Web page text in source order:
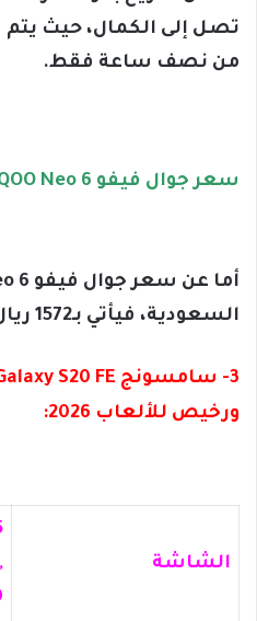
تصل إلى الكمال، حيث
من نصف ساعة فقط.
سعر جوال فيفو iQOO Neo 6 في جرير السعودية:
السعودية، فيأتي بـ1572 ريال سعودي.
ورخيص للألعاب 2026:
الشاشة